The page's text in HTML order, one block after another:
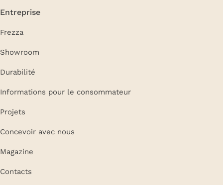
Entreprise
Frezza
Showroom
Durabilité
Informations pour le consommateur
Projets
Concevoir avec nous
Magazine
Contacts